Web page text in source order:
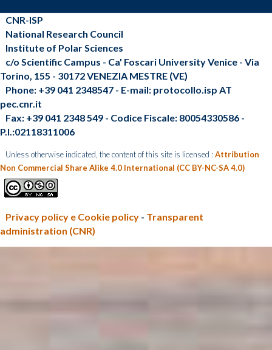
CNR-ISP
National Research Council
Institute of Polar Sciences
c/o Scientific Campus - Ca' Foscari University Venice - Via
Torino, 155 - 30172 VENEZIA MESTRE (VE)
Phone: +39 041 2348547 - E-mail: protocollo.isp AT
pec.cnr.it
Fax: +39 041 2348 549 - Codice Fiscale: 80054330586 -
P.I.:02118311006
Unless otherwise indicated, the content of this site is licensed : Attribution
Non Commercial Share Alike 4.0 International (CC BY-NC-SA 4.0)
Privacy policy e Cookie policy - Transparent
administration (CNR)